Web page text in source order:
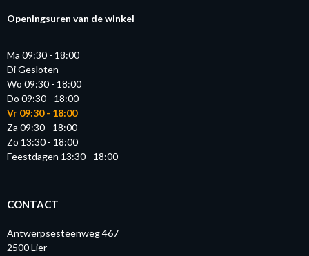
Openingsuren van de winkel
Ma 09:30 - 18:00
Di Gesloten
Wo 09:30 - 18:00
Do 09:30 - 18:00
Vr 09:30 - 18:00
Za 09:30 - 18:00
Zo 13:30 - 18:00
Feestdagen 13:30 - 18:00
CONTACT
Antwerpsesteenweg 467
2500 Lier